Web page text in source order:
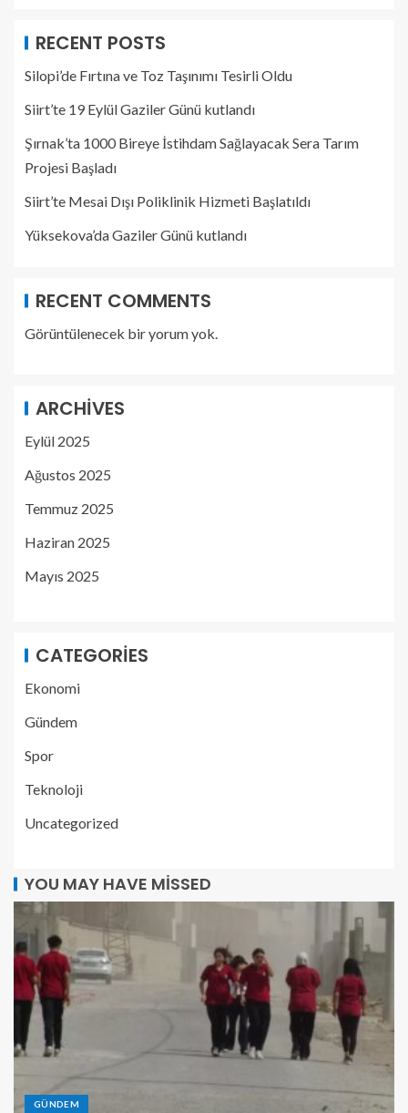
RECENT POSTS
Silopi’de Fırtına ve Toz Taşınımı Tesirli Oldu
Siirt’te 19 Eylül Gaziler Günü kutlandı
Şırnak’ta 1000 Bireye İstihdam Sağlayacak Sera Tarım
Projesi Başladı
Siirt’te Mesai Dışı Poliklinik Hizmeti Başlatıldı
Yüksekova’da Gaziler Günü kutlandı
RECENT COMMENTS
Görüntülenecek bir yorum yok.
ARCHIVES
Eylül 2025
Ağustos 2025
Temmuz 2025
Haziran 2025
Mayıs 2025
CATEGORIES
Ekonomi
Gündem
Spor
Teknoloji
Uncategorized
YOU MAY HAVE MISSED
GÜNDEM